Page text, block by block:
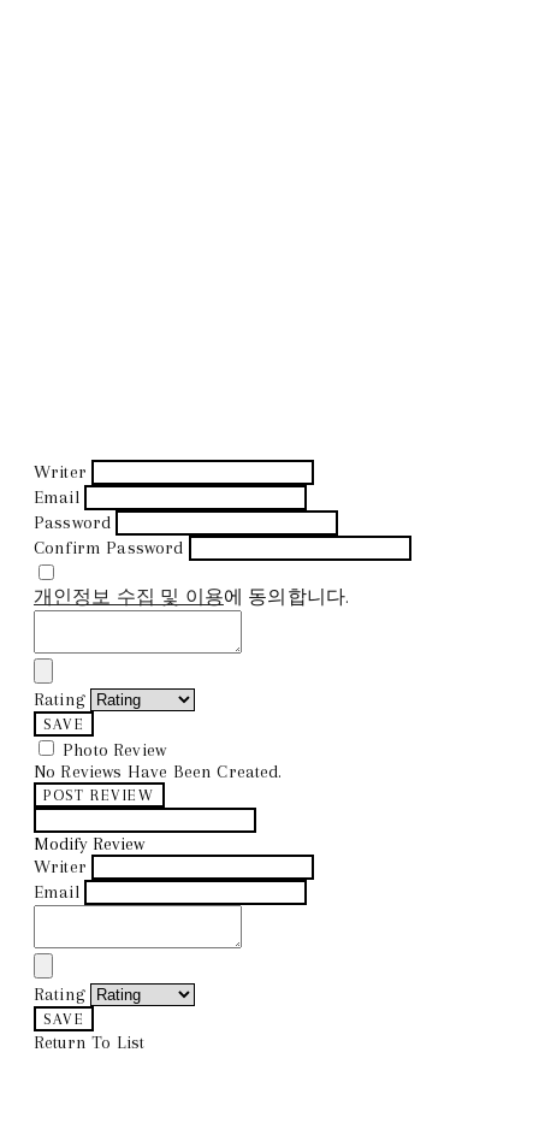
Writer
Email
Password
Confirm Password
개인정보 수집 및 이용에 동의합니다.
Rating
SAVE
Photo Review
No Reviews Have Been Created.
POST REVIEW
Modify Review
Writer
Email
Rating
SAVE
Return To List